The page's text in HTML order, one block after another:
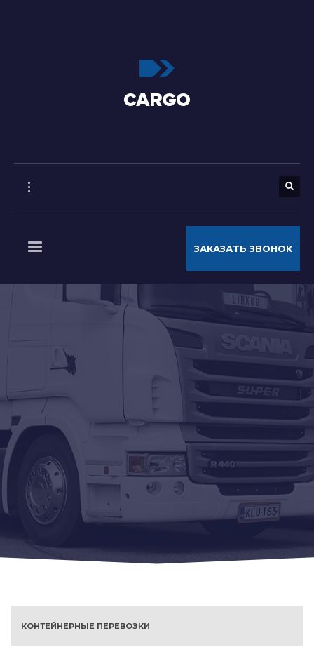
ЗАКАЗАТЬ ЗВОНОК
КОНТЕЙНЕРНЫЕ ПЕРЕВОЗКИ